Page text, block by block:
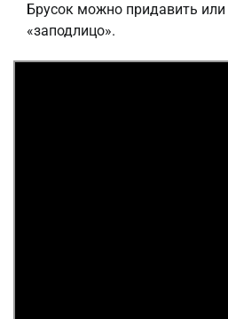
Брусок можно придавить
«заподлицо».